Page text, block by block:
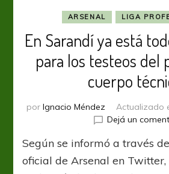
ARSENAL LIGA
En Sarandí ya está
para los testeos del
cuerpo
por Ignacio Méndez Actualizado
Dejá un
Según se informó a través
oficial de Arsenal en Twitter,